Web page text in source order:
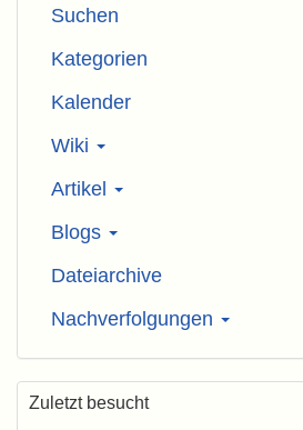
Suchen
Kategorien
Kalender
Wiki
Artikel
Blogs
Dateiarchive
Nachverfolgungen
Zuletzt besucht